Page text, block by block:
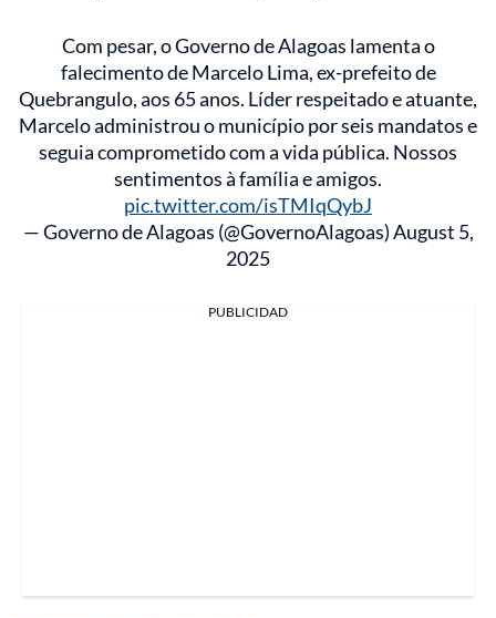
Com pesar, o Governo de Alagoas lamenta o
falecimento de Marcelo Lima, ex-prefeito de
Quebrangulo, aos 65 anos. Líder respeitado e atuante,
Marcelo administrou o município por seis mandatos e
seguia comprometido com a vida pública. Nossos
sentimentos à família e amigos.
pic.twitter.com/isTMIqQybJ
— Governo de Alagoas (@GovernoAlagoas)August 5,
2025
PUBLICIDAD